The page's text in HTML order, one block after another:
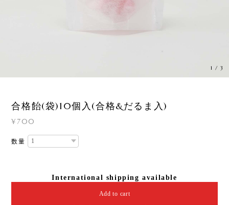
1 /3
合格飴(袋)10個入(合格&だるま入)
¥700
数量
International shipping available
Add to cart